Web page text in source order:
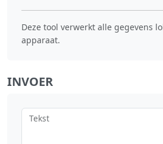
Deze tool verwerkt alle gegevens
apparaat.
INVOER
Tekst